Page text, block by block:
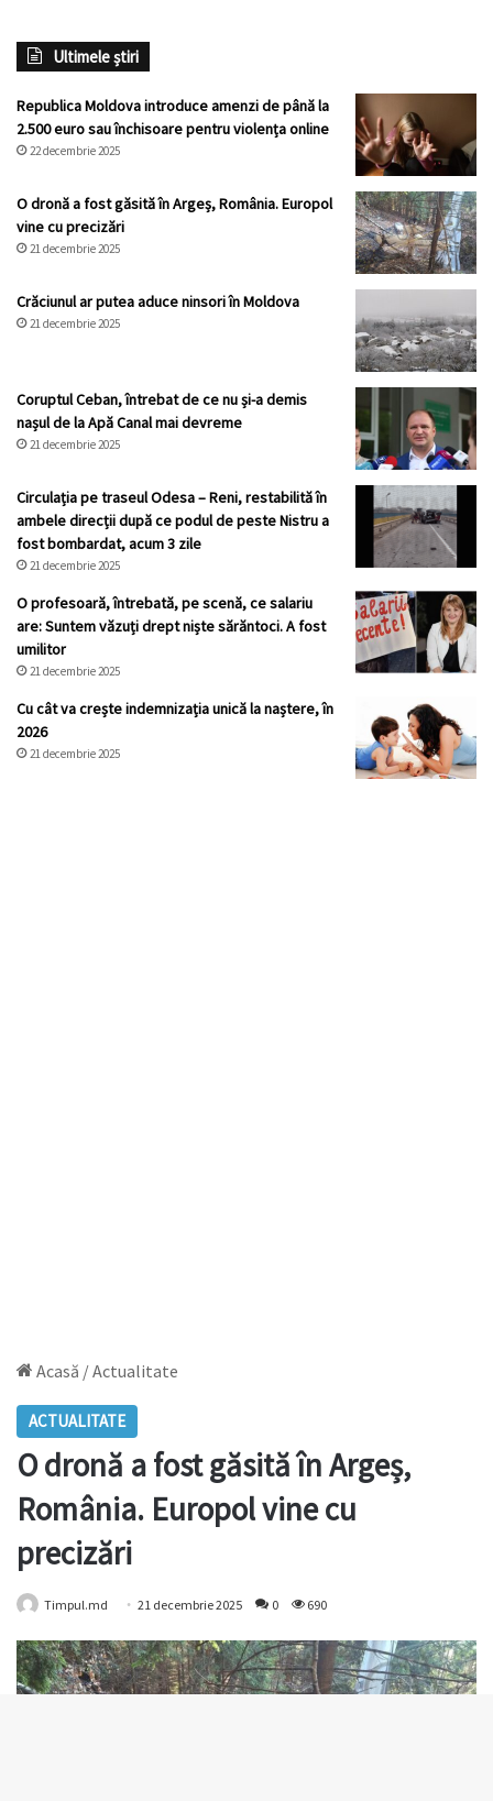
Ultimele știri
Republica Moldova introduce amenzi de până la
2.500 euro sau închisoare pentru violența online
22 decembrie 2025
O dronă a fost găsită în Argeș, România. Europol
vine cu precizări
21 decembrie 2025
Crăciunul ar putea aduce ninsori în Moldova
21 decembrie 2025
Coruptul Ceban, întrebat de ce nu și-a demis
nașul de la Apă Canal mai devreme
21 decembrie 2025
Circulația pe traseul Odesa – Reni, restabilită în
ambele direcții după ce podul de peste Nistru a
fost bombardat, acum 3 zile
21 decembrie 2025
O profesoară, întrebată, pe scenă, ce salariu
are: Suntem văzuți drept niște sărăntoci. A fost
umilitor
21 decembrie 2025
Cu cât va crește indemnizația unică la naștere, în
2026
21 decembrie 2025